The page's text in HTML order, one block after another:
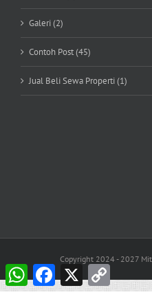
Galeri (2)
Contoh Post (45)
Jual Beli Sewa Properti (1)
Copyright 2024 - 2027
WhatsAppFacebook
Link